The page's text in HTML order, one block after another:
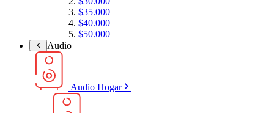
$35.000
$40.000
$50.000
Audio
Audio Hogar